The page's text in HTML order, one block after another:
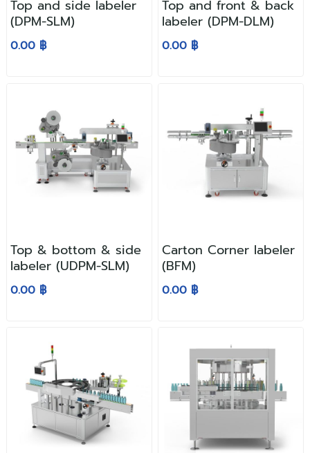
Top and side labeler
(DPM-SLM)
0.00 ฿
Top and front & back
labeler (DPM-DLM)
0.00 ฿
Top & bottom & side
labeler (UDPM-SLM)
0.00 ฿
Carton Corner labeler
(BFM)
0.00 ฿